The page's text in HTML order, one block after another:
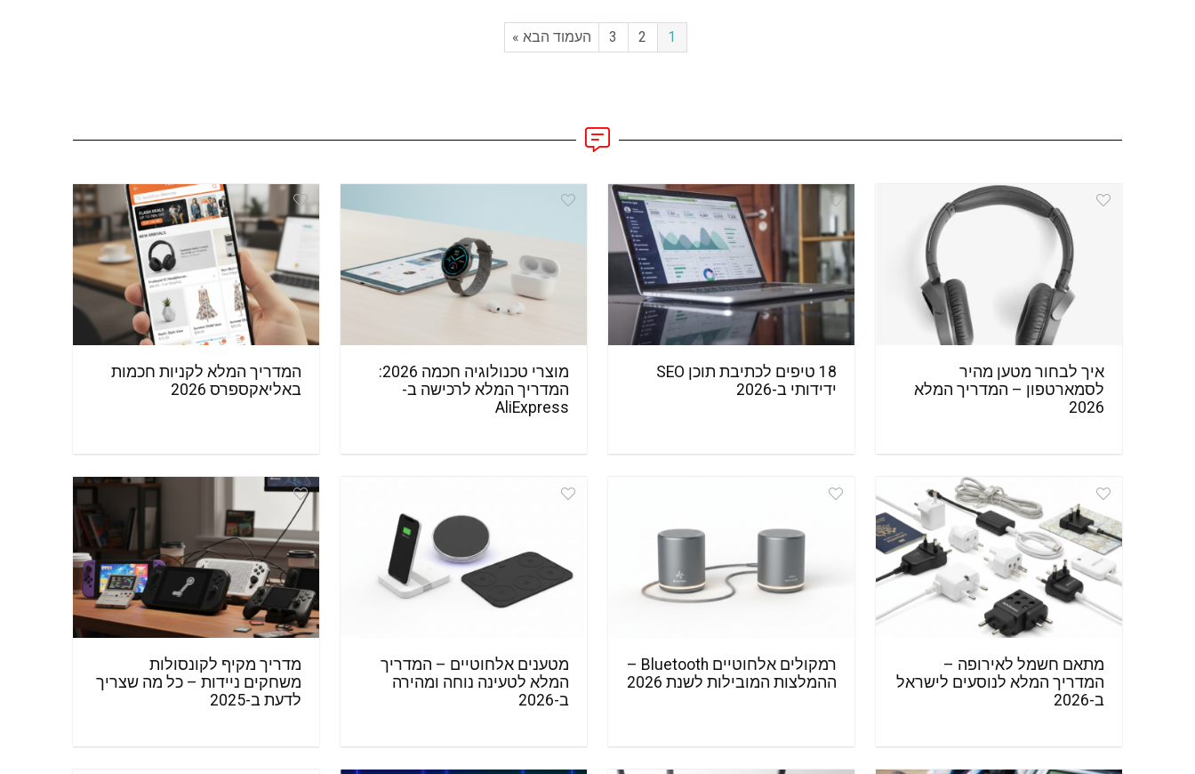
1
2
3 העמוד הבא »
איך לבחור מטען מהיר
לסמארטפון – המדריך המלא
2026
18 טיפים לכתיבת תוכן SEO
ידידותי ב-2026
מוצרי טכנולוגיה חכמה 2026:
המדריך המלא לרכישה ב-
AliExpress
המדריך המלא לקניות חכמות
באליאקספרס 2026
מתאם חשמל לאירופה –
המדריך המלא לנוסעים לישראל
ב-2026
רמקולים אלחוטיים Bluetooth –
ההמלצות המובילות לשנת 2026
מטענים אלחוטיים – המדריך
המלא לטעינה נוחה ומהירה
ב-2026
מדריך מקיף לקונסולות
משחקים ניידות – כל מה שצריך
לדעת ב-2025